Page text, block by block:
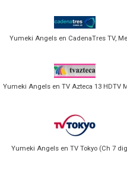
Yumeki Angels en CadenaTres TV,
Yumeki Angels en TV Azteca 13 HDTV
Yumeki Angels en TV Tokyo (Ch 7